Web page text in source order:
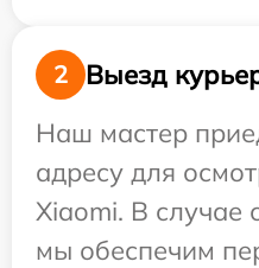
2
Выезд
Наш мастер
адресу для
Xiaomi. В случае
мы обеспечим